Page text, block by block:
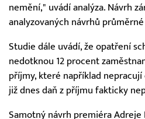
nemění," uvádí analýza. Návrh
analyzovaných návrhů
Studie dále uvádí, že opatření
nedotknou 12 procent
příjmy, které například nepracují
již dnes daň z příjmu fakticky
Samotný návrh premiéra Adreje